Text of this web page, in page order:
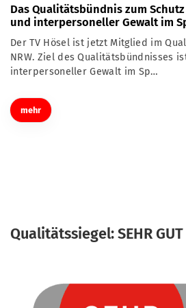
Das Qualitätsbündnis zum
und interpersoneller Gewalt im
Der TV Hösel ist jetzt Mitglied im
NRW. Ziel des Qualitätsbündnisses
interpersoneller Gewalt im Sp…
mehr
Qualitätssiegel: SEHR GUT